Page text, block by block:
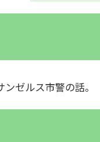
ゼルス市警の話。